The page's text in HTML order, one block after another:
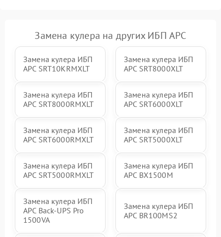
перенапряжения
Замена кулера на других ИБП APC
Замена кулера ИБП
APC SRT10KRMXLT
Замена кулера ИБП
APC SRT8000XLT
Замена кулера ИБП
APC SRT8000RMXLT
Замена кулера ИБП
APC SRT6000XLT
Замена кулера ИБП
APC SRT6000RMXLT
Замена кулера ИБП
APC SRT5000XLT
Замена кулера ИБП
APC SRT5000RMXLT
Замена кулера ИБП
APC BX1500M
Замена кулера ИБП
APC Back-UPS Pro
1500VA
Замена кулера ИБП
APC BR100MS2